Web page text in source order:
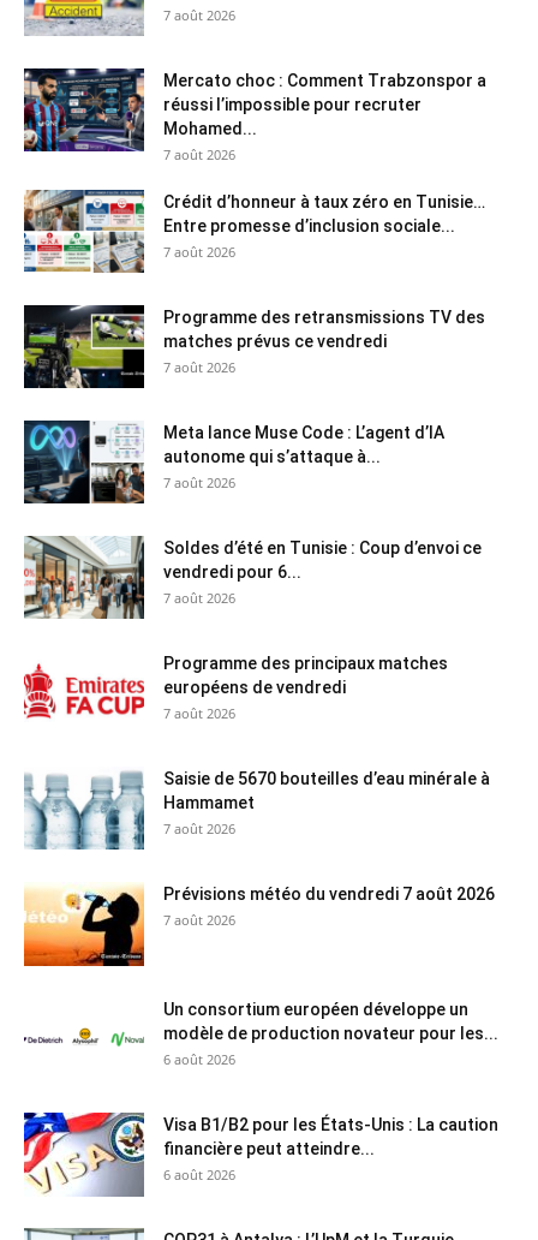
7 août 2026
Mercato choc : Comment Trabzonspor a
réussi l’impossible pour recruter
Mohamed...
7 août 2026
Crédit d’honneur à taux zéro en Tunisie…
Entre promesse d’inclusion sociale...
7 août 2026
Programme des retransmissions TV des
matches prévus ce vendredi
7 août 2026
Meta lance Muse Code : L’agent d’IA
autonome qui s’attaque à...
7 août 2026
Soldes d’été en Tunisie : Coup d’envoi ce
vendredi pour 6...
7 août 2026
Programme des principaux matches
européens de vendredi
7 août 2026
Saisie de 5670 bouteilles d’eau minérale à
Hammamet
7 août 2026
Prévisions météo du vendredi 7 août 2026
7 août 2026
Un consortium européen développe un
modèle de production novateur pour les...
6 août 2026
Visa B1/B2 pour les États-Unis : La caution
financière peut atteindre...
6 août 2026